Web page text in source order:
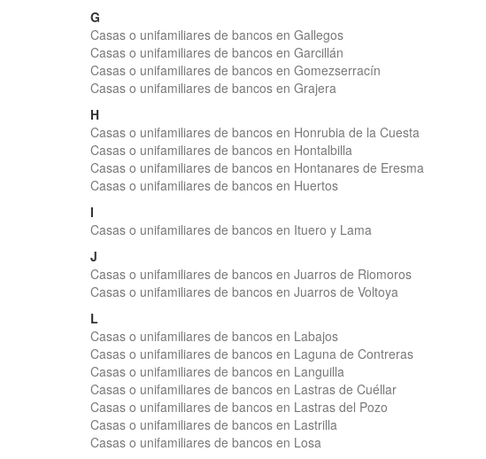
G
Casas o unifamiliares de bancos en Gallegos
Casas o unifamiliares de bancos en Garcillán
Casas o unifamiliares de bancos en Gomezserracín
Casas o unifamiliares de bancos en Grajera
H
Casas o unifamiliares de bancos en Honrubia de la Cuesta
Casas o unifamiliares de bancos en Hontalbilla
Casas o unifamiliares de bancos en Hontanares de Eresma
Casas o unifamiliares de bancos en Huertos
I
Casas o unifamiliares de bancos en Ituero y Lama
J
Casas o unifamiliares de bancos en Juarros de Riomoros
Casas o unifamiliares de bancos en Juarros de Voltoya
L
Casas o unifamiliares de bancos en Labajos
Casas o unifamiliares de bancos en Laguna de Contreras
Casas o unifamiliares de bancos en Languilla
Casas o unifamiliares de bancos en Lastras de Cuéllar
Casas o unifamiliares de bancos en Lastras del Pozo
Casas o unifamiliares de bancos en Lastrilla
Casas o unifamiliares de bancos en Losa